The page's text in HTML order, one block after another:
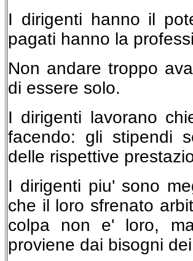
I dirigenti hanno il
pagati hanno la
Non andare troppo
di essere solo.
I dirigenti lavorano
facendo: gli stipendi
delle rispettive
I dirigenti piu' sono
che il loro sfrenato
colpa non e' loro,
proviene dai bisogni